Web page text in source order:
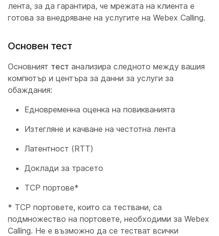
лента, за да гарантира, че мрежата на клиента е
готова за внедряване на услугите на Webex Calling.
Основен тест
Основният тест анализира следното между вашия
компютър и центъра за данни за услуги за
обаждания:
Едновременна оценка на повикванията
Изтегляне и качване на честотна лента
Латентност (RTT)
Доклади за трасето
TCP портове*
* TCP портовете, които са тествани, са
подмножество на портовете, необходими за Webex
Calling. Не е възможно да се тестват всички